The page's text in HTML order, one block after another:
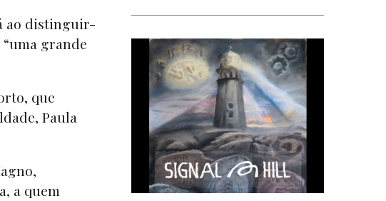
ao distinguir-
grande
que
Paula
a quem